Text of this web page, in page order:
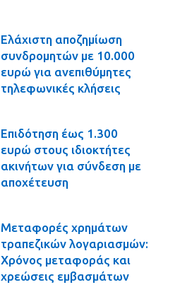
Ελάχιστη αποζημίωση
συνδρομητών με 10.000
ευρώ για ανεπιθύμητες
τηλεφωνικές κλήσεις
Επιδότηση έως 1.300
ευρώ στους ιδιοκτήτες
ακινήτων για σύνδεση με
αποχέτευση
Μεταφορές χρημάτων
τραπεζικών λογαριασμών:
Χρόνος μεταφοράς και
χρεώσεις εμβασμάτων